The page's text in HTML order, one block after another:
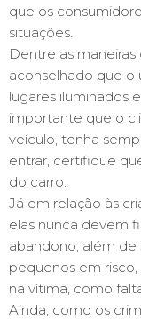
que os
situações.
Dentre as
aconselhado que o
lugares iluminados
importante que o
veículo, tenha
entrar, certifique
do carro.
Já em relação às
elas nunca devem
abandono, além de
pequenos em
na vítima, como
Ainda, como os